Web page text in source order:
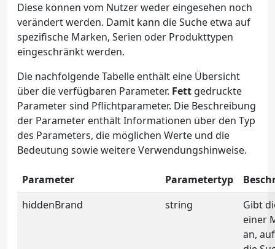
Diese können vom Nutzer weder eingesehen noch
verändert werden. Damit kann die Suche etwa auf
spezifische Marken, Serien oder Produkttypen
eingeschränkt werden.
Die nachfolgende Tabelle enthält eine Übersicht
über die verfügbaren Parameter. Fett gedruckte
Parameter sind Pflichtparameter. Die Beschreibung
der Parameter enthält Informationen über den Typ
des Parameters, die möglichen Werte und die
Bedeutung sowie weitere Verwendungshinweise.
Parameter Parametertyp
hiddenBrand
string
Gibt
einer
an,